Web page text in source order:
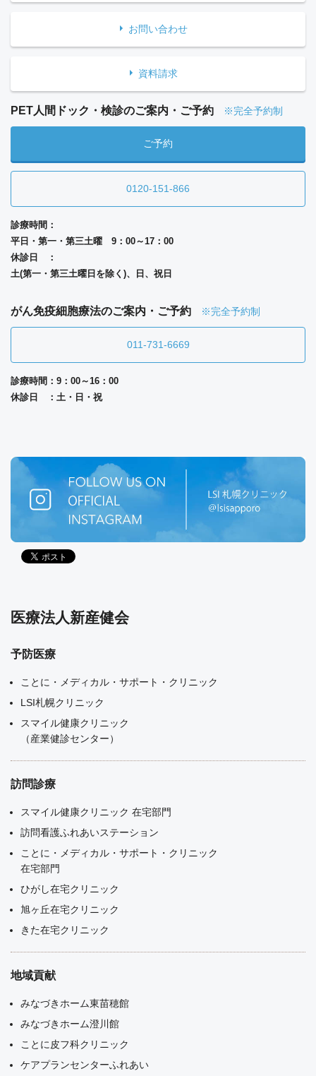
お問い合わせ
資料請求
PET人間ドック・検診のご案内・ご予約 ※完全予約制
ご予約
0120-151-866
診療時間：
平日・第一・第三土曜 9：00～17：00
休診日 ：
土(第一・第三土曜日を除く)、日、祝日
がん免疫細胞療法のご案内・ご予約 ※完全予約制
011-731-6669
診療時間：9：00～16：00
休診日 ：土・日・祝
医療法人新産健会
予防医療
ことに・メディカル・サポート・クリニック
LSI札幌クリニック
スマイル健康クリニック
（産業健診センター）
訪問診療
スマイル健康クリニック 在宅部門
訪問看護ふれあいステーション
ことに・メディカル・サポート・クリニック
在宅部門
ひがし在宅クリニック
旭ヶ丘在宅クリニック
きた在宅クリニック
地域貢献
みなづきホーム東苗穂館
みなづきホーム澄川館
ことに皮フ科クリニック
ケアプランセンターふれあい